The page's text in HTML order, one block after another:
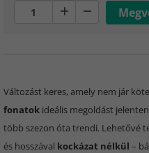
Változást keres, amely nem jár
fonatok ideális megoldást
több szezon óta trendi. Lehetővé
és hosszával kockázat nélkül –